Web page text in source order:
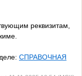
реквизитам,
СПРАВОЧНАЯ